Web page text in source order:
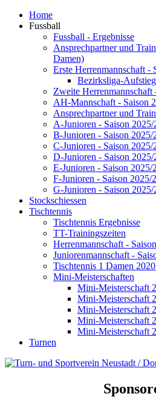
Home
Fussball
Fussball - Ergebnisse
Ansprechpartner und
Damen)
Erste Herrenmannschaft -
Bezirksliga-
Zweite Herrenmannschaft
AH-Mannschaft - Saison
Ansprechpartner und
A-Junioren - Saison 2025/
B-Junioren - Saison 2025/
C-Junioren - Saison 2025/
D-Junioren - Saison 2025/
E-Junioren - Saison 2025/
F-Junioren - Saison 2025/
G-Junioren - Saison 2025/
Stockschiessen
Tischtennis
Tischtennis Ergebnisse
TT-Trainingszeiten
Herrenmannschaft -
Juniorenmannschaft -
Tischtennis 1 Damen
Mini-Meisterschaften
Mini-Meisterschaft
Mini-Meisterschaft
Mini-Meisterschaft
Mini-Meisterschaft
Mini-Meisterschaft
Turnen